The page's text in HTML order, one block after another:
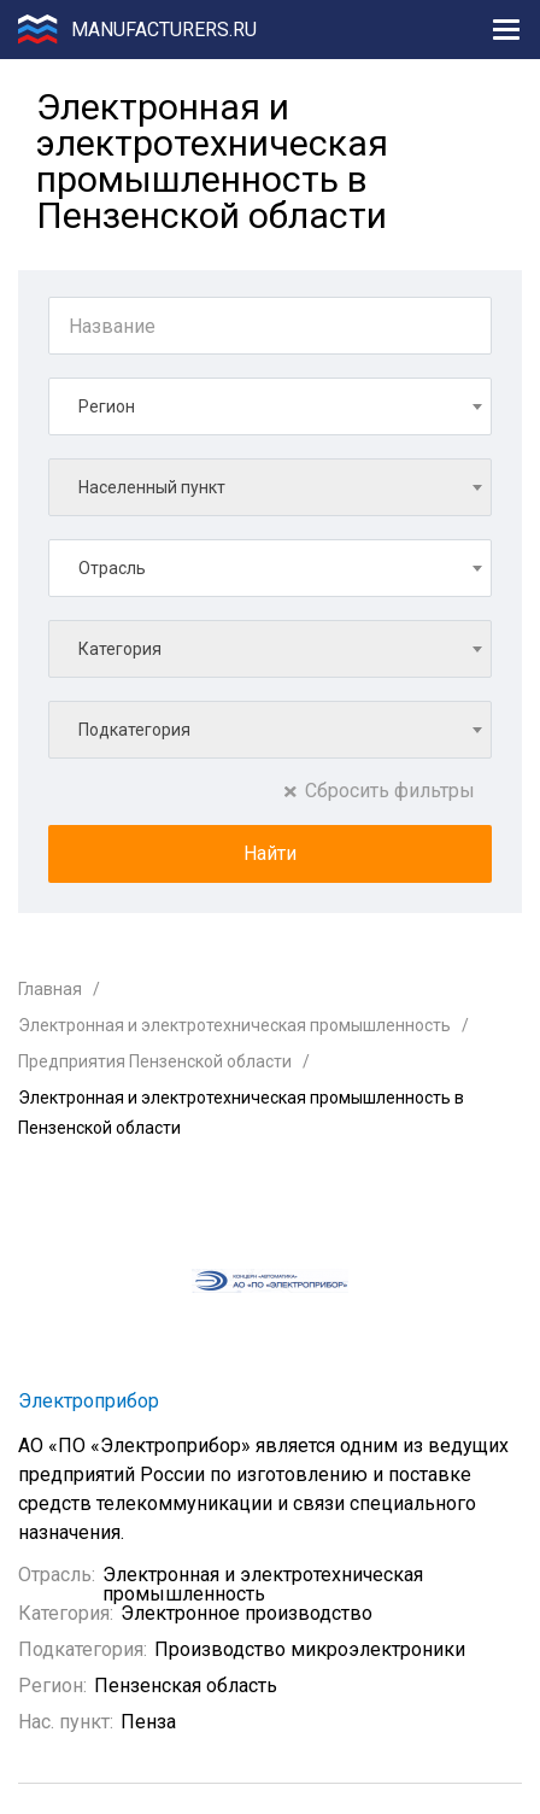
MANUFACTURERS.RU
Электронная и
электротехническая
промышленность в
Пензенской области
Регион
Населенный пункт
Отрасль
Категория
Подкатегория
Сбросить фильтры
Главная
Электронная и электротехническая промышленность
Предприятия Пензенской области
Электронная и электротехническая промышленность в
Пензенской области
Электроприбор
АО «ПО «Электроприбор» является одним из ведущих
предприятий России по изготовлению и поставке
средств телекоммуникации и связи специального
назначения.
Отрасль: Электронная и электротехническая
промышленность
Категория: Электронное производство
Подкатегория: Производство микроэлектроники
Регион: Пензенская область
Нас. пункт: Пенза